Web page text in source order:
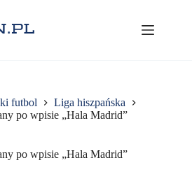
futbol
Liga hiszpańska
po wpisie „Hala Madrid”
po wpisie „Hala Madrid”